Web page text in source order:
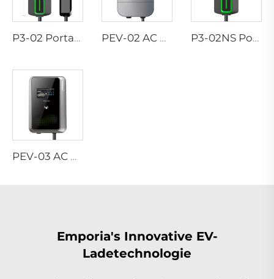
P3-02 Portabler EV-Ladegerät PEV-02 AC EV WALLBOX P3-02NS Portabler EV-Ladegerät
PEV-03 AC EV WALLBOX
Emporia's Innovative EV-
Ladetechnologie